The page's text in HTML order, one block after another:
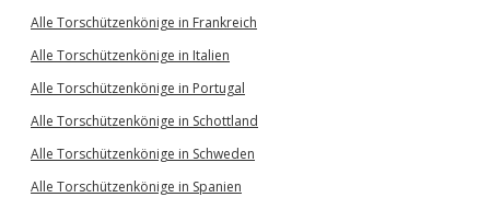
Alle Torschützenkönige in Frankreich
Alle Torschützenkönige in Italien
Alle Torschützenkönige in Portugal
Alle Torschützenkönige in Schottland
Alle Torschützenkönige in Schweden
Alle Torschützenkönige in Spanien